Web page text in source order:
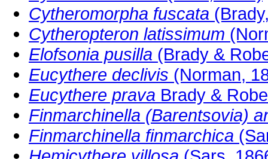
Cytheromorpha fuscata
Cytheropteron latissimum
Elofsonia pusilla (Brady &
Eucythere declivis (Norman,
Eucythere prava Brady &
Finmarchinella (Barentsovia)
Finmarchinella finmarchica